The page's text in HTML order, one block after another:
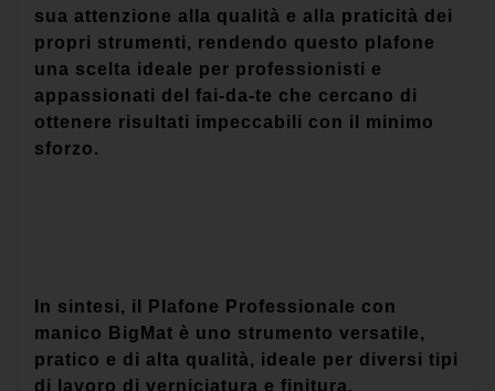
sua attenzione alla qualità e alla praticità dei
propri strumenti, rendendo questo plafone
una scelta ideale per professionisti e
appassionati del fai-da-te che cercano di
ottenere risultati impeccabili con il minimo
sforzo.
In sintesi, il Plafone Professionale con
manico BigMat è uno strumento versatile,
pratico e di alta qualità, ideale per diversi tipi
di lavoro di verniciatura e finitura.